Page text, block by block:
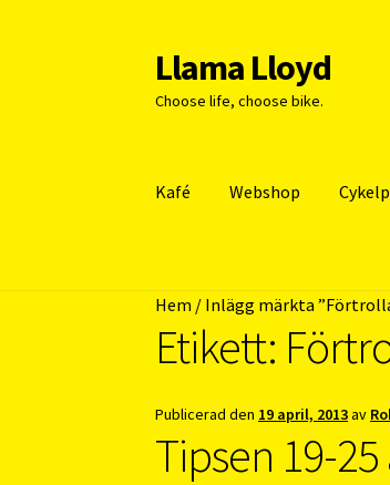
Hoppa
till
navigering
Hoppa
till
innehåll
Llama Lloyd
Choose life, choose bike.
Kafé Webshop
Hem / Inlägg märkta
Etikett:
Publicerad den 19 april, 2013av
Tipsen 19-